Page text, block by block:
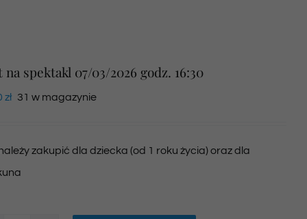
na spektakl 07/03/2026 godz. 16:30
zł 31 w magazynie
zakupić dla dziecka (od 1 roku życia) oraz dla